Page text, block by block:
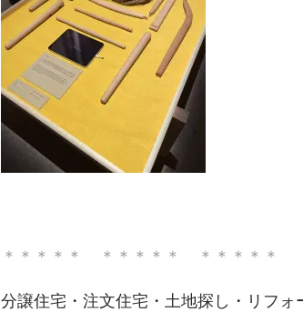
＊＊＊＊＊ ＊＊＊＊＊ ＊＊＊＊＊
分譲住宅・注文住宅・土地探し・リフォ